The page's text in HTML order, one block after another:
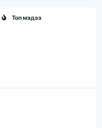
Топ мэдээ